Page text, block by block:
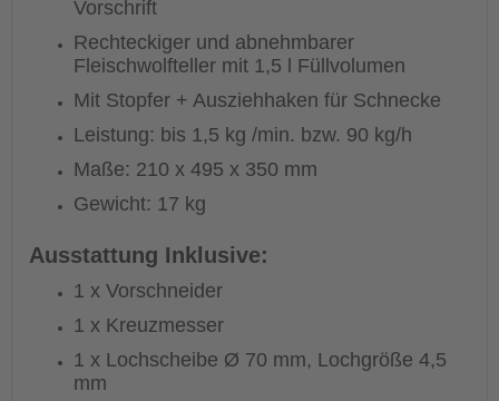
Vorschrift
Rechteckiger und abnehmbarer
Fleischwolfteller mit 1,5 l Füllvolumen
Mit Stopfer + Ausziehhaken für Schnecke
Leistung: bis 1,5 kg /min. bzw. 90 kg/h
Maße: 210 x 495 x 350 mm
Gewicht: 17 kg
Ausstattung Inklusive:
1 x Vorschneider
1 x Kreuzmesser
1 x Lochscheibe Ø 70 mm, Lochgröße 4,5
mm